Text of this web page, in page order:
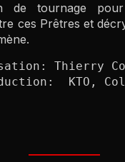
de tournage
ces Prêtres et
Thierry
KTO,